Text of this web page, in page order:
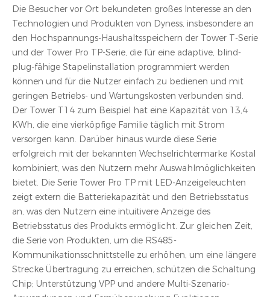
Die Besucher vor Ort bekundeten großes Interesse an den
Technologien und Produkten von Dyness, insbesondere an
den Hochspannungs-Haushaltsspeichern der Tower T-Serie
und der Tower Pro TP-Serie, die für eine adaptive, blind-
plug-fähige Stapelinstallation programmiert werden
können und für die Nutzer einfach zu bedienen und mit
geringen Betriebs- und Wartungskosten verbunden sind.
Der Tower T14 zum Beispiel hat eine Kapazität von 13,4
KWh, die eine vierköpfige Familie täglich mit Strom
versorgen kann. Darüber hinaus wurde diese Serie
erfolgreich mit der bekannten Wechselrichtermarke Kostal
kombiniert, was den Nutzern mehr Auswahlmöglichkeiten
bietet. Die Serie Tower Pro TP mit LED-Anzeigeleuchten
zeigt extern die Batteriekapazität und den Betriebsstatus
an, was den Nutzern eine intuitivere Anzeige des
Betriebsstatus des Produkts ermöglicht. Zur gleichen Zeit,
die Serie von Produkten, um die RS485-
Kommunikationsschnittstelle zu erhöhen, um eine längere
Strecke Übertragung zu erreichen, schützen die Schaltung
Chip; Unterstützung VPP und andere Multi-Szenario-